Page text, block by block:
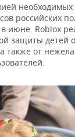
необходимых
российских
июне. Roblox
защиты детей
от